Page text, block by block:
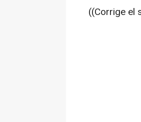
((Corrige el